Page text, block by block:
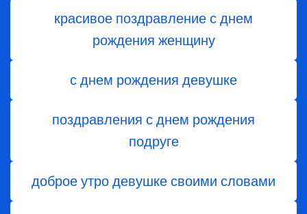
красивое поздравление с днем
рождения женщину
с днем рождения девушке
поздравления с днем рождения
подруге
доброе утро девушке своими словами